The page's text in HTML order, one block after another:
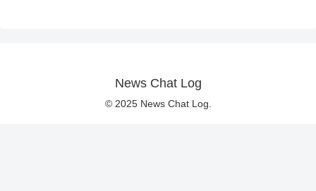
News Chat Log
© 2025 News Chat Log.